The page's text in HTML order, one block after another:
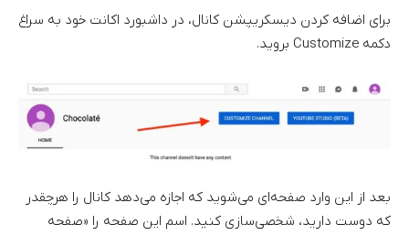
برای اضافه کردن دیسکریپشن کانال، در داشبورد اکانت خود به سراغ
دکمه Customize بروید.
بعد از این وارد صفحه‌ای می‌شوید که اجازه می‌دهد کانال را هرچقدر
که دوست دارید، شخصی‌سازی کنید. اسم این صفحه را «صفحه